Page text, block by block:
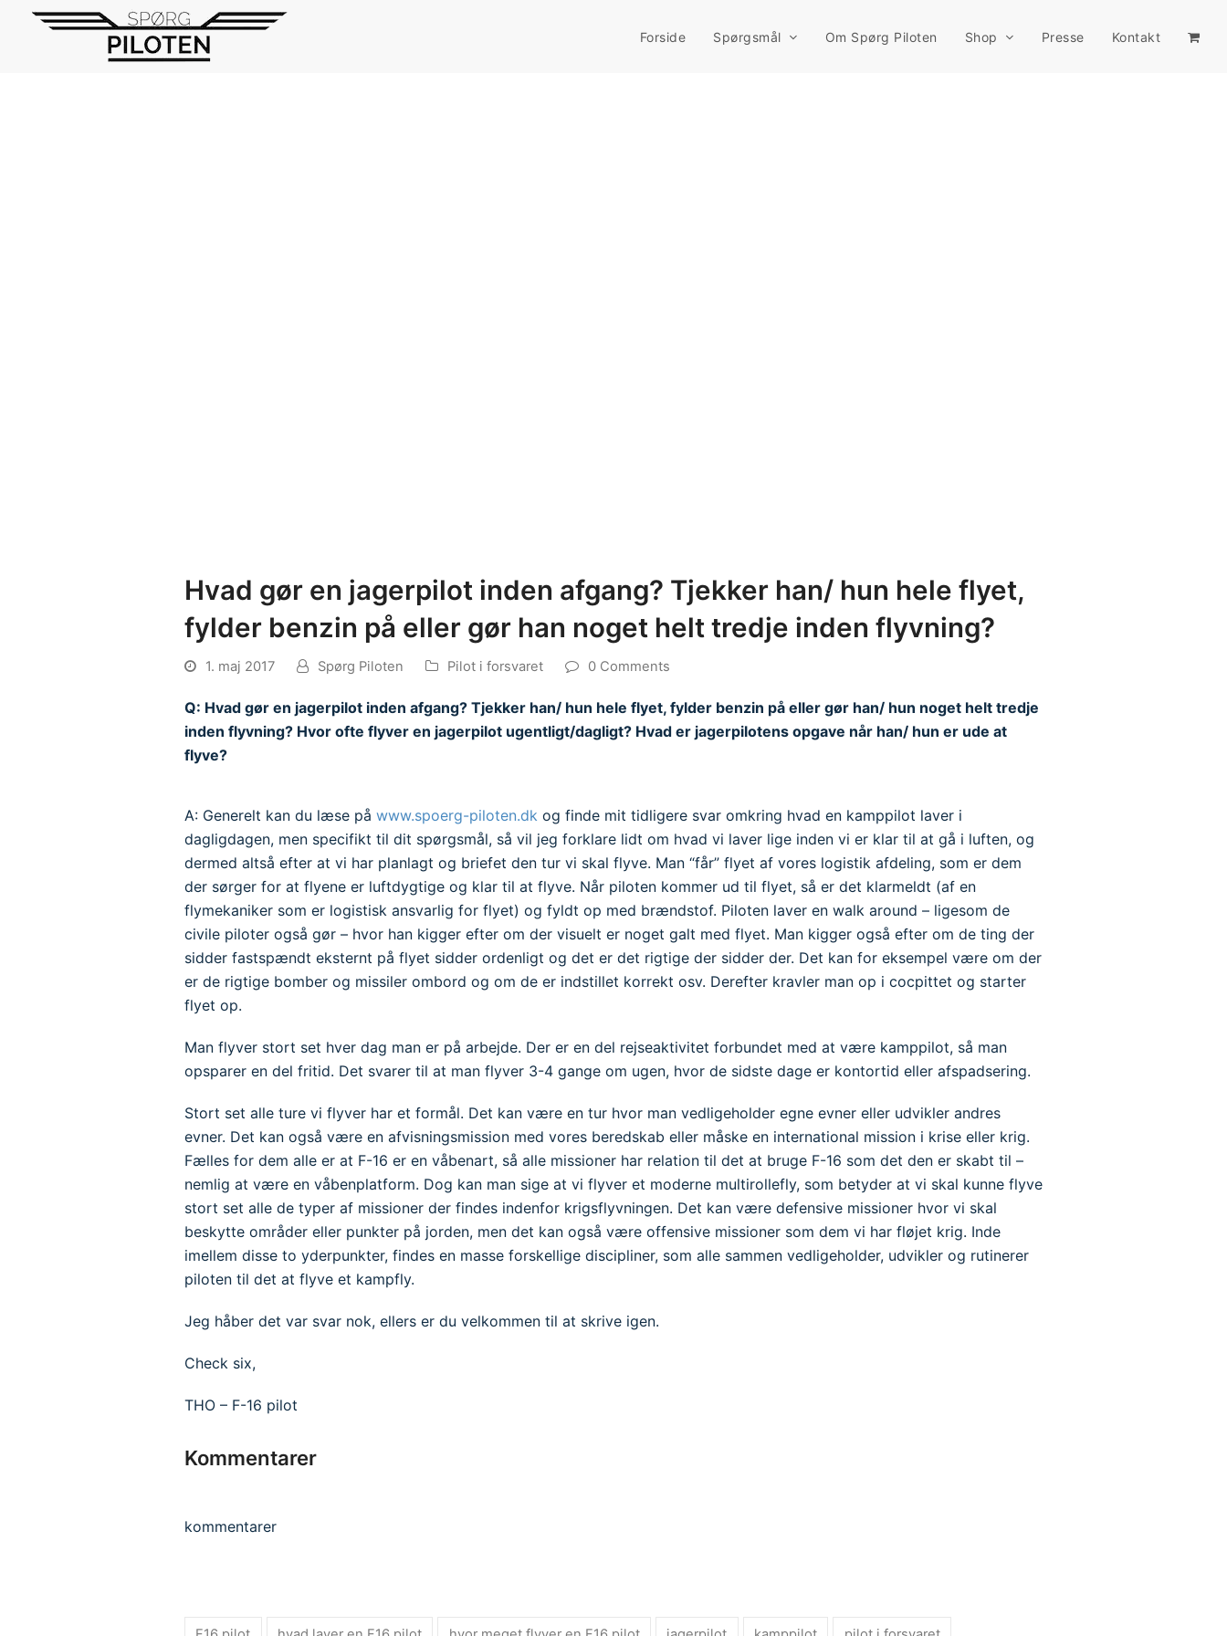
Forside Spørgsmål Om Spørg Piloten Shop Presse Kontakt
Hvad gør en jagerpilot inden afgang? Tjekker han/ hun hele flyet,
fylder benzin på eller gør han noget helt tredje inden flyvning?
1. maj 2017 Spørg Piloten Pilot i forsvaret 0 Comments
Q: Hvad gør en jagerpilot inden afgang? Tjekker han/ hun hele flyet, fylder benzin på eller gør han/ hun noget helt tredje
inden flyvning? Hvor ofte flyver en jagerpilot ugentligt/dagligt? Hvad er jagerpilotens opgave når han/ hun er ude at
flyve?
A: Generelt kan du læse på www.spoerg-piloten.dk og finde mit tidligere svar omkring hvad en kamppilot laver i
dagligdagen, men specifikt til dit spørgsmål, så vil jeg forklare lidt om hvad vi laver lige inden vi er klar til at gå i luften, og
dermed altså efter at vi har planlagt og briefet den tur vi skal flyve. Man “får” flyet af vores logistik afdeling, som er dem
der sørger for at flyene er luftdygtige og klar til at flyve. Når piloten kommer ud til flyet, så er det klarmeldt (af en
flymekaniker som er logistisk ansvarlig for flyet) og fyldt op med brændstof. Piloten laver en walk around – ligesom de
civile piloter også gør – hvor han kigger efter om der visuelt er noget galt med flyet. Man kigger også efter om de ting der
sidder fastspændt eksternt på flyet sidder ordenligt og det er det rigtige der sidder der. Det kan for eksempel være om der
er de rigtige bomber og missiler ombord og om de er indstillet korrekt osv. Derefter kravler man op i cocpittet og starter
flyet op.
Man flyver stort set hver dag man er på arbejde. Der er en del rejseaktivitet forbundet med at være kamppilot, så man
opsparer en del fritid. Det svarer til at man flyver 3-4 gange om ugen, hvor de sidste dage er kontortid eller afspadsering.
Stort set alle ture vi flyver har et formål. Det kan være en tur hvor man vedligeholder egne evner eller udvikler andres
evner. Det kan også være en afvisningsmission med vores beredskab eller måske en international mission i krise eller krig.
Fælles for dem alle er at F-16 er en våbenart, så alle missioner har relation til det at bruge F-16 som det den er skabt til –
nemlig at være en våbenplatform. Dog kan man sige at vi flyver et moderne multirollefly, som betyder at vi skal kunne flyve
stort set alle de typer af missioner der findes indenfor krigsflyvningen. Det kan være defensive missioner hvor vi skal
beskytte områder eller punkter på jorden, men det kan også være offensive missioner som dem vi har fløjet krig. Inde
imellem disse to yderpunkter, findes en masse forskellige discipliner, som alle sammen vedligeholder, udvikler og rutinerer
piloten til det at flyve et kampfly.
Jeg håber det var svar nok, ellers er du velkommen til at skrive igen.
Check six,
THO – F-16 pilot
Kommentarer
kommentarer